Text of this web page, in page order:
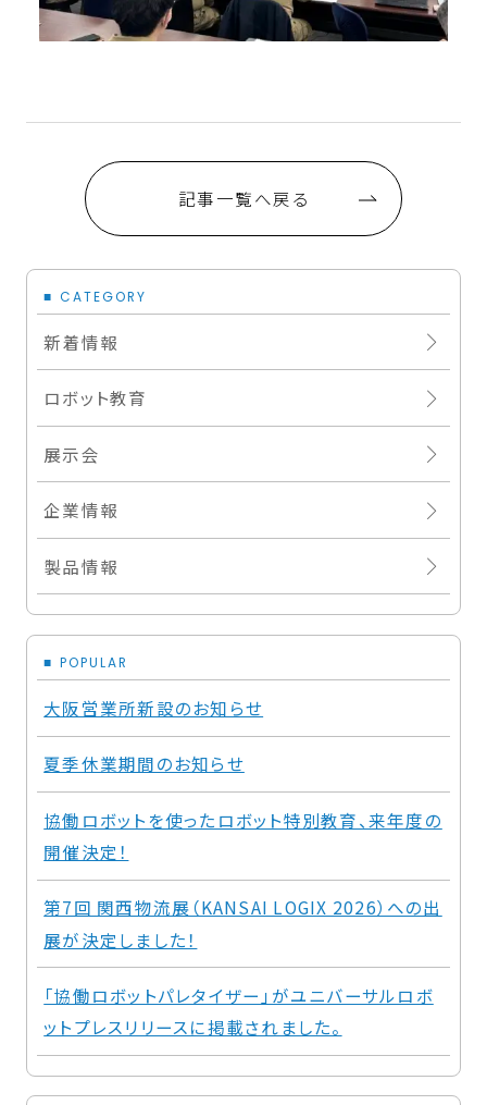
記事一覧へ戻る
CATEGORY
新着情報
ロボット教育
展示会
企業情報
製品情報
POPULAR
大阪営業所新設のお知らせ
夏季休業期間のお知らせ
協働ロボットを使ったロボット特別教育、来年度の
開催決定！
第7回 関西物流展（KANSAI LOGIX 2026）への出
展が決定しました！
「協働ロボットパレタイザー」がユニバーサルロボ
ットプレスリリースに掲載されました。